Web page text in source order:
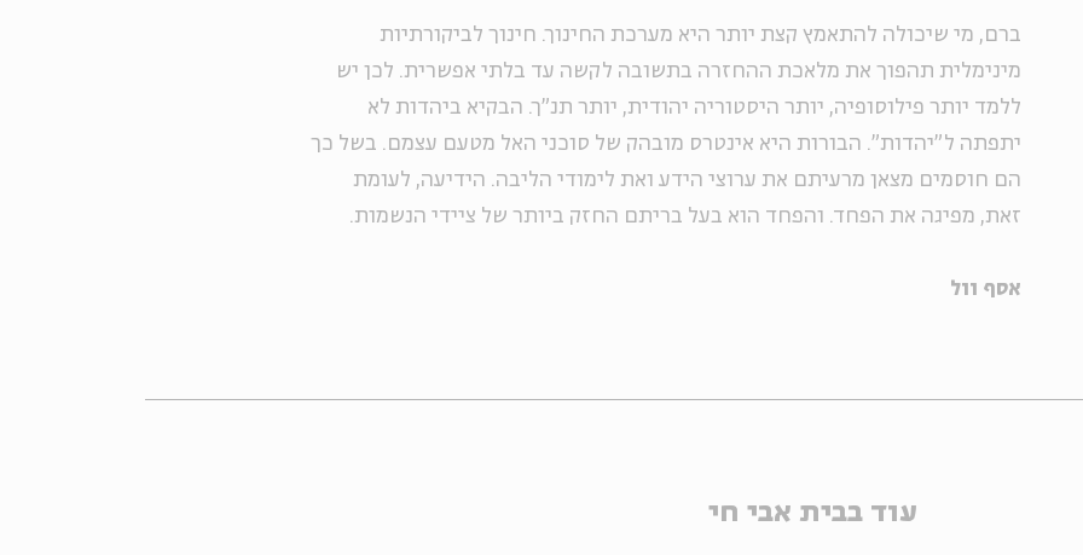
ברם, מי שיכולה להתאמץ קצת יותר היא מערכת החינוך. חינוך לביקורתיות
מינימלית תהפוך את מלאכת ההחזרה בתשובה לקשה עד בלתי אפשרית. לכן יש
ללמד יותר פילוסופיה, יותר היסטוריה יהודית, יותר תנ"ך. הבקיא ביהדות לא
יתפתה ל"יהדות". הבורות היא אינטרס מובהק של סוכני האל מטעם עצמם. בשל כך
הם חוסמים מצאן מרעיתם את ערוצי הידע ואת לימודי הליבה. הידיעה, לעומת
זאת, מפיגה את הפחד. והפחד הוא בעל בריתם החזק ביותר של ציידי הנשמות.
אסף וול
עוד בבית אבי חי